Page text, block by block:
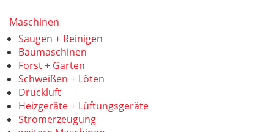
Maschinen
Saugen + Reinigen
Baumaschinen
Forst + Garten
Schweißen + Löten
Druckluft
Heizgeräte + Lüftungsgeräte
Stromerzeugung